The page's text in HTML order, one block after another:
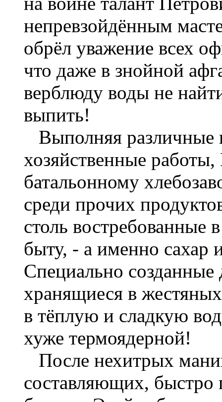
непревзойдённым
обрёл уважение всех
что даже в знойной
верблюду воды не
выпить!
Выполняя различные
хозяйственные
батальонному
среди прочих
столь востребованные
быту, - а именно сахар
Специально созданные
хранящиеся в
в тёплую и сладкую
хуже термоядерной!
После нехитрых
составляющих, быстро